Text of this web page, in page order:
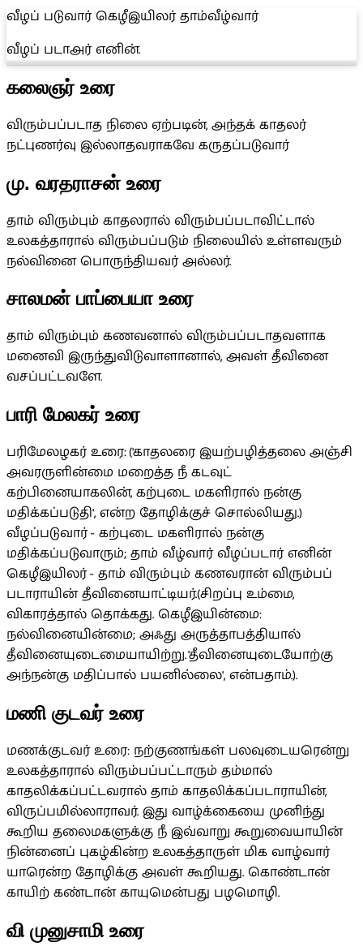
வீழப் படுவார் கெழீஇயிலர் தாம்வீழ்வார்
வீழப் படாஅர் எனின்.
கலைஞர் உரை
விரும்பப்படாத நிலை ஏற்படின், அந்தக் காதலர்
நட்புணர்வு இல்லாதவராகவே கருதப்படுவார்
மு. வரதராசன் உரை
தாம் விரும்பும் காதலரால் விரும்பப்படாவிட்டால்
உலகத்தாரால் விரும்பப்படும் நிலையில் உள்ளவரும்
நல்வினை பொருந்தியவர் அல்லர்.
சாலமன் பாப்பையா உரை
தாம் விரும்பும் கணவனால் விரும்பப்படாதவளாக
மனைவி இருந்துவிடுவாளானால், அவள் தீவினை
வசப்பட்டவளே.
பாரி மேலகர் உரை
பரிமேலழகர் உரை: ('காதலரை இயற்பழித்தலை அஞ்சி
அவரருளின்மை மறைத்த நீ கடவுட்
கற்பினையாகலின், கற்புடை மகளிரால் நன்கு
மதிக்கப்படுதி', என்ற தோழிக்குச் சொல்லியது.)
வீழப்படுவார் - கற்புடை மகளிரால் நன்கு
மதிக்கப்படுவாரும்; தாம் வீழ்வார் வீழப்படார் எனின்
கெழீஇயிலர் - தாம் விரும்பும் கணவரான் விரும்பப்
படாராயின் தீவினையாட்டியர்.(சிறப்பு உம்மை,
விகாரத்தால் தொக்கது. கெழீஇயின்மை:
நல்வினையின்மை; அஃது அருத்தாபத்தியால்
தீவினையுடைமையாயிற்று. 'தீவினையுடையோற்கு
அந்நன்கு மதிப்பால் பயனில்லை', என்பதாம்.).
மணி குடவர் உரை
மணக்குடவர் உரை: நற்குணங்கள் பலவுடையரென்று
உலகத்தாரால் விரும்பப்பட்டாரும் தம்மால்
காதலிக்கப்பட்டவரால் தாம் காதலிக்கப்படாராயின்,
விருப்பமில்லாராவர். இது வாழ்க்கையை முனிந்து
கூறிய தலைமகளுக்கு நீ இவ்வாறு கூறுவையாயின்
நின்னைப் புகழ்கின்ற உலகத்தாருள் மிக வாழ்வார்
யாரென்ற தோழிக்கு அவள் கூறியது. கொண்டான்
காயிற் கண்டான் காயுமென்பது பழமொழி.
வி முனுசாமி உரை